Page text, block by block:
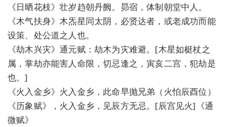
《日晒花枝》壮岁趋朝丹阙。昴宿，体制朝堂中人。
《木气扶身》木炁星同太阴，必贤达者，或老成功而能
设策、处公道之人也。
《劫木兴灾》通元赋：劫木为灾难避。[木星如梃杖之
属，掌劫亦能害人命限，切忌逢之，寅亥二宫，犯劫是
也。]
《火入金乡》火入金乡，此命早抛兄弟（火怕辰酉位）
《历象赋》，火入金乡，见辰方无忌。[辰宫见火]《通
微赋》